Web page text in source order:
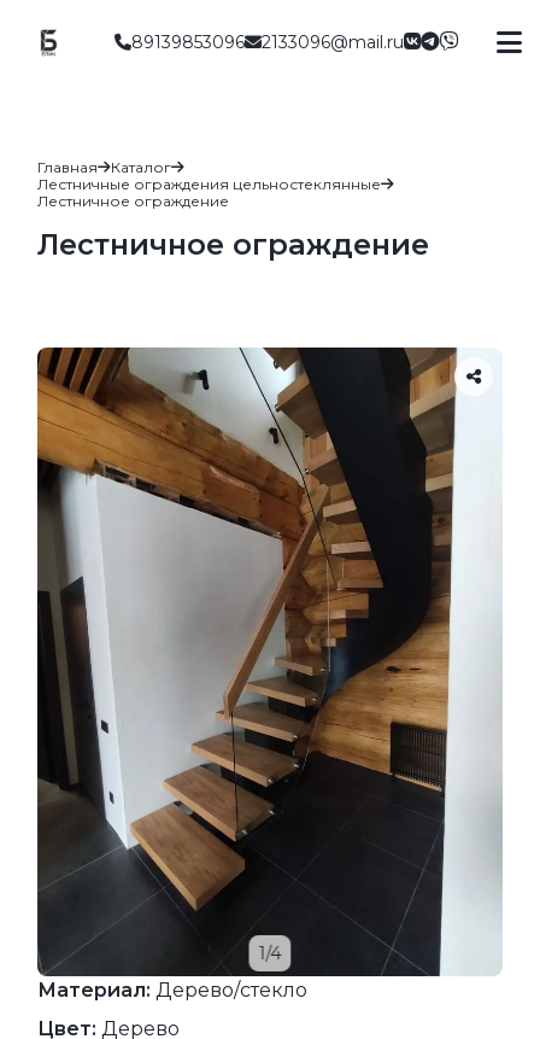
89139853096 2133096@mail.ru
Главная
Каталог
Лестничные ограждения цельностеклянные
Лестничное ограждение
Лестничное ограждение
1/4
Материал: Дерево/стекло
Цвет: Дерево